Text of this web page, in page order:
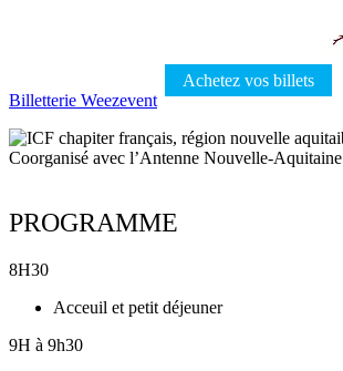
Achetez vos billets
Billetterie Weezevent
Coorganisé avec l’Antenne Nouvelle-Aquitaine
PROGRAMME
8H30
Acceuil et petit déjeuner
9H à 9h30